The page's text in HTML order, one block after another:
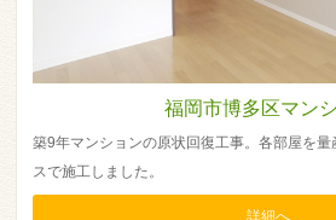
福岡市博多区マン
築9年マンションの原状回復工事。各部屋を
スで施工しました。